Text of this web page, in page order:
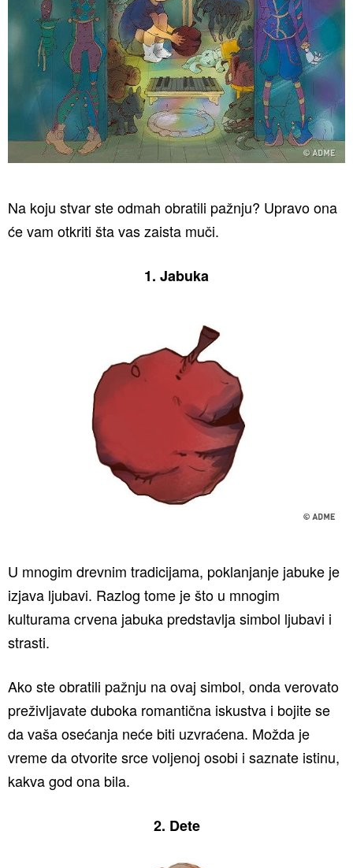
Na koju stvar ste odmah obratili pažnju? Upravo ona
će vam otkriti šta vas zaista muči.
1. Jabuka
U mnogim drevnim tradicijama, poklanjanje jabuke je
izjava ljubavi. Razlog tome je što u mnogim
kulturama crvena jabuka predstavlja simbol ljubavi i
strasti.
Ako ste obratili pažnju na ovaj simbol, onda verovato
preživljavate duboka romantična iskustva i bojite se
da vaša osećanja neće biti uzvraćena. Možda je
vreme da otvorite srce voljenoj osobi i saznate istinu,
kakva god ona bila.
2. Dete